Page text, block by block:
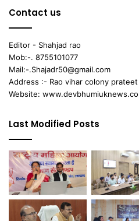
Contact us
Editor - Shahjad rao
Mob:-. 8755101077
Mail:-.Shajadr50@gmail.com
Address :- Rao vihar colony
Website:
Last Modified Posts